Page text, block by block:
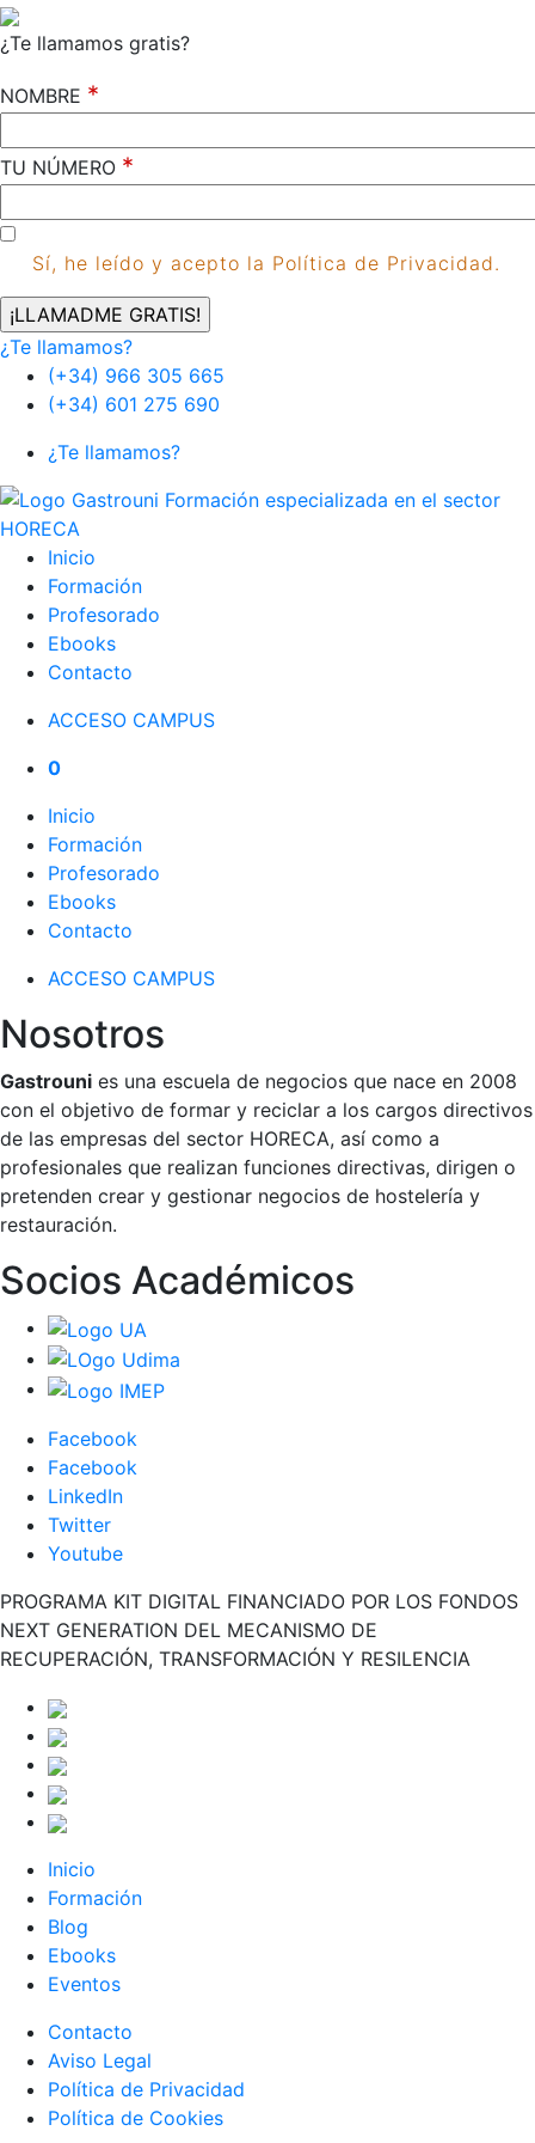
¿Te llamamos gratis?
NOMBRE *
TU NÚMERO *
Sí, he leído y acepto la Política de Privacidad.
¿Te llamamos?
(+34) 966 305 665
(+34) 601 275 690
¿Te llamamos?
Inicio
Formación
Profesorado
Ebooks
Contacto
ACCESO CAMPUS
0
Inicio
Formación
Profesorado
Ebooks
Contacto
ACCESO CAMPUS
Nosotros
Gastrouni es una escuela de negocios que nace en 2008
con el objetivo de formar y reciclar a los cargos directivos
de las empresas del sector HORECA, así como a
profesionales que realizan funciones directivas, dirigen o
pretenden crear y gestionar negocios de hostelería y
restauración.
Socios Académicos
Facebook
Facebook
LinkedIn
Twitter
Youtube
PROGRAMA KIT DIGITAL FINANCIADO POR LOS FONDOS
NEXT GENERATION DEL MECANISMO DE
RECUPERACIÓN, TRANSFORMACIÓN Y RESILENCIA
Inicio
Formación
Blog
Ebooks
Eventos
Contacto
Aviso Legal
Política de Privacidad
Política de Cookies